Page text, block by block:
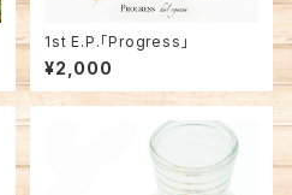
1st E.P.「Progress」
¥2,000